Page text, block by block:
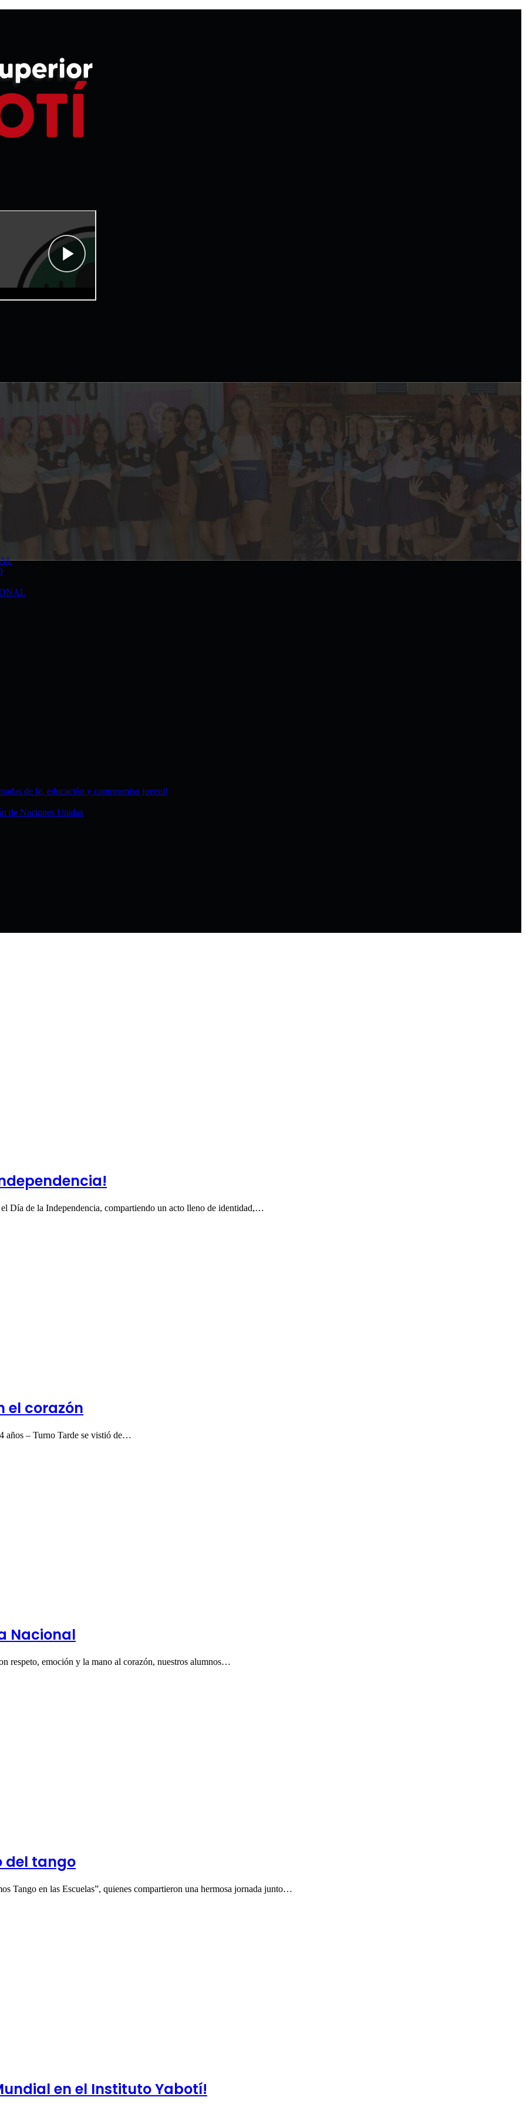
de fe, educación y compromiso juvenil
de Naciones Unidas
Día de la Independencia, compartiendo un acto lleno de identidad,…
el corazón
años – Turno Tarde se vistió de…
Nacional
respeto, emoción y la mano al corazón, nuestros alumnos…
del tango
Tango en las Escuelas”, quienes compartieron una hermosa jornada junto…
en el Instituto Yabotí!